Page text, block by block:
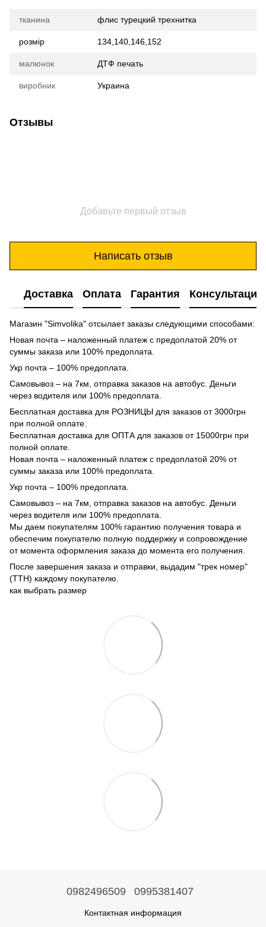
тканина флис турецкий трехнитка
розмір 134,140,146,152
малюнок ДТФ печать
виробник Украина
Отзывы
Добавьте первый отзыв
Написать отзыв
Доставка Оплата Гарантия Консультация
Магазин "Simvolika" отсылает заказы следующими способами:
Новая почта – наложенный платеж с предоплатой 20% от
суммы заказа или 100% предоплата.
Укр почта – 100% предоплата.
Самовывоз – на 7км, отправка заказов на автобус. Деньги
через водителя или 100% предоплата.
Бесплатная доставка для РОЗНИЦЫ для заказов от 3000грн
при полной оплате.
Бесплатная доставка для ОПТА для заказов от 15000грн при
полной оплате.
Новая почта – наложенный платеж с предоплатой 20% от
суммы заказа или 100% предоплата.
Укр почта – 100% предоплата.
Самовывоз – на 7км, отправка заказов на автобус. Деньги
через водителя или 100% предоплата.
Мы даем покупателям 100% гарантию получения товара и
обеспечим покупателю полную поддержку и сопровождение
от момента оформления заказа до момента его получения.
После завершения заказа и отправки, выдадим "трек номер"
(ТТН) каждому покупателю.
как выбрать размер
0982496509 0995381407
Контактная информация